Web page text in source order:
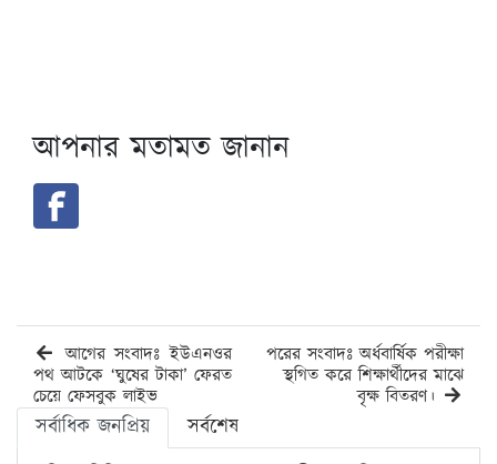
আপনার মতামত জানান
আগের সংবাদঃ ইউএনওর
পথ আটকে ‘ঘুষের টাকা’ ফেরত
চেয়ে ফেসবুক লাইভ
পরের সংবাদঃ অর্ধবার্ষিক পরীক্ষা
স্থগিত করে শিক্ষার্থীদের মাঝে
বৃক্ষ বিতরণ।
সর্বাধিক জনপ্রিয়
সর্বশেষ